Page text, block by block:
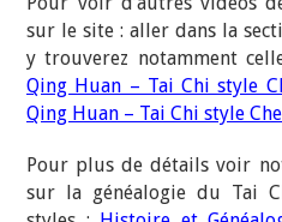
sur le site : aller dans la
y trouverez notamment
Qing Huan – Tai Chi style
Qing Huan – Tai Chi style
Pour plus de détails voir
sur la généalogie du Tai